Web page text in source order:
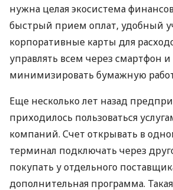
нужна целая экосистема
быстрый прием оплат, удобный
корпоративные карты для
управлять всем через смартфон и
минимизировать бумажную
Еще несколько лет назад
приходилось пользоваться
компаний. Счет открывать в
терминал подключать через
покупать у отдельного
дополнительная программа.